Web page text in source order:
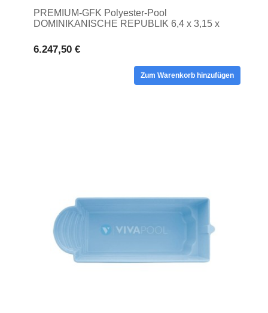
PREMIUM-GFK Polyester-Pool
DOMINIKANISCHE REPUBLIK 6,4 x 3,15 x
6.247,50 €
Zum Warenkorb hinzufügen